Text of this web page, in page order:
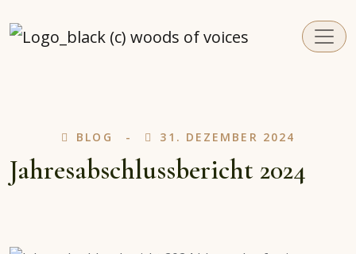
woodsofvoices.de
BLOG 31. DEZEMBER 2024
Jahresabschlussbericht 2024